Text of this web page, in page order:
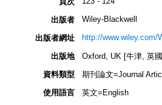
出版者 Wiley-Blackwell
出版者網址 http://www.wiley.com/
出版地
Oxford, UK [牛津, 英
資料類型
期刊論文=Journal
使用語言
英文=English